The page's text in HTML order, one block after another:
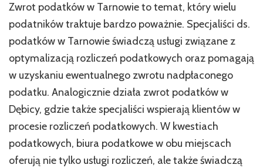
Zwrot podatków w Tarnowie to temat, który wielu
podatników traktuje bardzo poważnie. Specjaliści ds.
podatków w Tarnowie świadczą usługi związane z
optymalizacją rozliczeń podatkowych oraz pomagają
w uzyskaniu ewentualnego zwrotu nadpłaconego
podatku. Analogicznie działa zwrot podatków w
Dębicy, gdzie także specjaliści wspierają klientów w
procesie rozliczeń podatkowych. W kwestiach
podatkowych, biura podatkowe w obu miejscach
oferują nie tylko usługi rozliczeń, ale także świadczą